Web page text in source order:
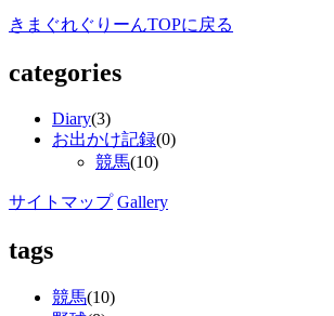
きまぐれぐりーんTOPに戻る
categories
Diary(3)
お出かけ記録(0)
競馬(10)
サイトマップ Gallery
tags
競馬(10)